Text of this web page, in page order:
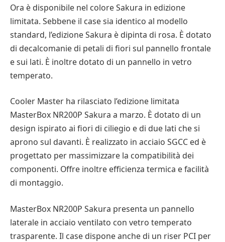
Ora è disponibile nel colore Sakura in edizione
limitata. Sebbene il case sia identico al modello
standard, l’edizione Sakura è dipinta di rosa. È dotato
di decalcomanie di petali di fiori sul pannello frontale
e sui lati. È inoltre dotato di un pannello in vetro
temperato.
Cooler Master ha rilasciato l’edizione limitata
MasterBox NR200P Sakura a marzo. È dotato di un
design ispirato ai fiori di ciliegio e di due lati che si
aprono sul davanti. È realizzato in acciaio SGCC ed è
progettato per massimizzare la compatibilità dei
componenti. Offre inoltre efficienza termica e facilità
di montaggio.
MasterBox NR200P Sakura presenta un pannello
laterale in acciaio ventilato con vetro temperato
trasparente. Il case dispone anche di un riser PCI per